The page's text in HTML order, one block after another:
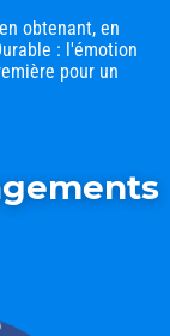
obtenant, en
: l'émotion
pour un